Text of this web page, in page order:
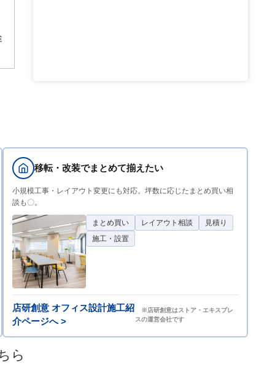
移転・改装でまとめて揃えたい
小規模工事・レイアウト変更にも対応。坪数に応じたまとめ買い相
談も〇。
まとめ買い レイアウト相談
見積り
施工・設置
店研創意 オフィス設計施工紹
介ページへ >
※店研創意はストア・エキスプレ
スの運営会社です
ら